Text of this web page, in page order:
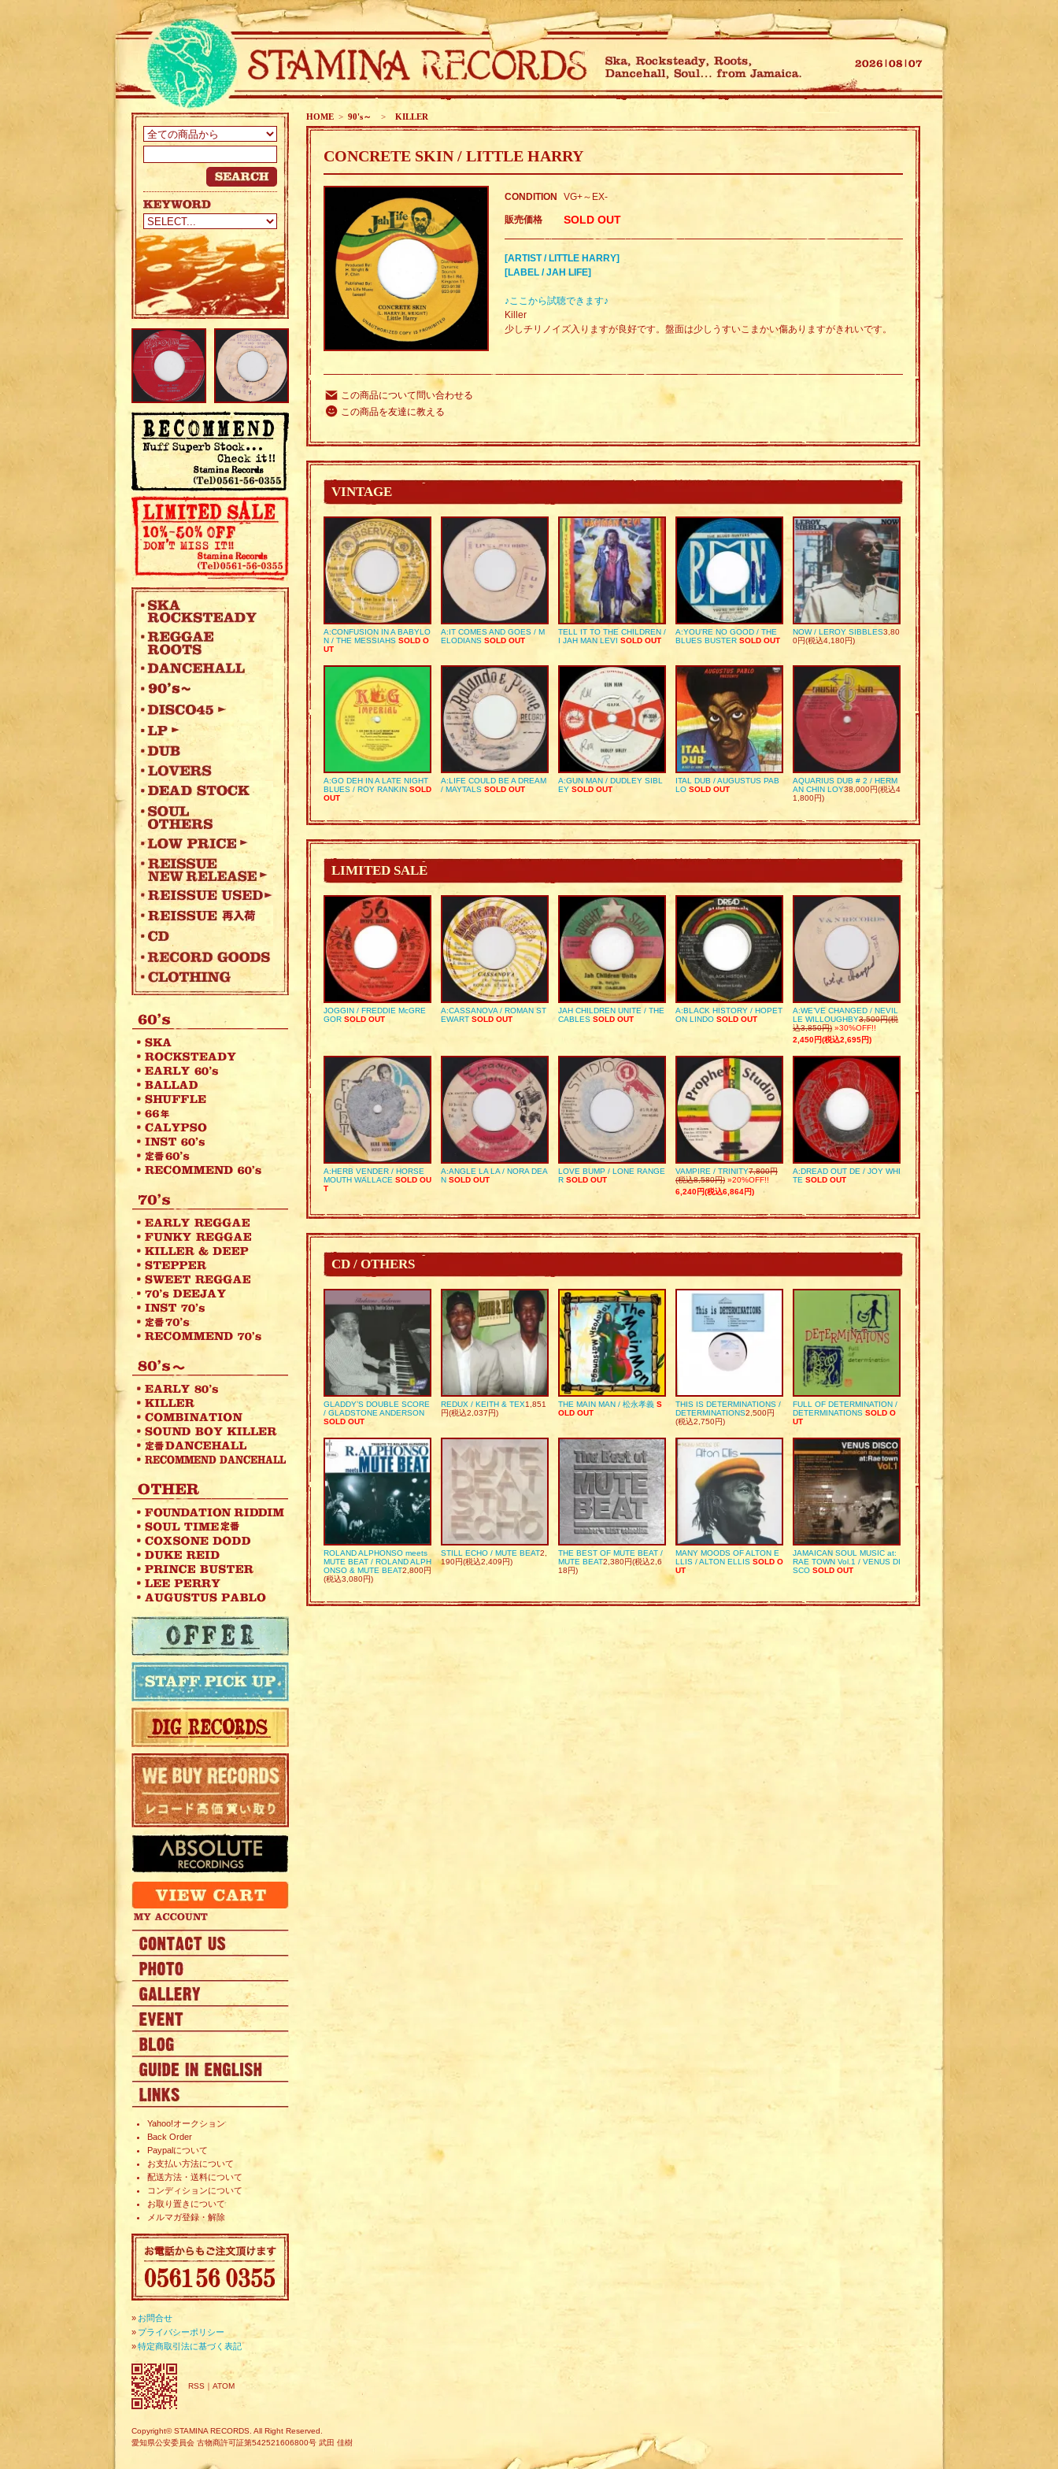
Yahoo!オークション
Back Order
Paypalについて
お支払い方法について
配送方法・送料について
コンディションについて
お取り置きについて
メルマガ登録・解除
» お問合せ
» プライバシーポリシー
»特定商取引法に基づく表記
RSS ｜ ATOM
HOME > 90's～ > KILLER
CONCRETE SKIN / LITTLE HARRY
CONDITION VG+～EX-
販売価格 SOLD OUT
[ARTIST / LITTLE HARRY]
[LABEL / JAH LIFE]
♪ここから試聴できます♪
Killer
少しチリノイズ入りますが良好です。盤面は少しうすいこまかい傷ありますがきれいです。
この商品について問い合わせる
この商品を友達に教える
VINTAGE
A:CONFUSION IN A BABYLO
N / THE MESSIAHS SOLD O
UT
A:IT COMES AND GOES / M
ELODIANS SOLD OUT
TELL IT TO THE CHILDREN /
I JAH MAN LEVI SOLD OUT
A:YOU’RE NO GOOD / THE
BLUES BUSTER SOLD OUT
NOW / LEROY SIBBLES3,80
0円(税込4,180円)
A:GO DEH IN A LATE NIGHT
BLUES / ROY RANKIN SOLD
OUT
A:LIFE COULD BE A DREAM
/ MAYTALS SOLD OUT
A:GUN MAN / DUDLEY SIBL
EY SOLD OUT
ITAL DUB / AUGUSTUS PAB
LO SOLD OUT
AQUARIUS DUB # 2 / HERM
AN CHIN LOY38,000円(税込4
1,800円)
LIMITED SALE
JOGGIN / FREDDIE McGRE
GOR SOLD OUT
A:CASSANOVA / ROMAN ST
EWART SOLD OUT
JAH CHILDREN UNITE / THE
CABLES SOLD OUT
A:BLACK HISTORY / HOPET
ON LINDO SOLD OUT
A:WE’VE CHANGED / NEVIL
LE WILLOUGHBY3,500円(税
込3,850円) »30%OFF!!
2,450円(税込2,695円)
A:HERB VENDER / HORSE
MOUTH WALLACE SOLD OU
T
A:ANGLE LA LA / NORA DEA
N SOLD OUT
LOVE BUMP / LONE RANGE
R SOLD OUT
VAMPIRE / TRINITY7,800円
(税込8,580円) »20%OFF!!
6,240円(税込6,864円)
A:DREAD OUT DE / JOY WHI
TE SOLD OUT
CD / OTHERS
GLADDY’S DOUBLE SCORE
/ GLADSTONE ANDERSON
SOLD OUT
REDUX / KEITH & TEX1,851
円(税込2,037円)
THE MAIN MAN / 松永孝義 S
OLD OUT
THIS IS DETERMINATIONS /
DETERMINATIONS2,500円
(税込2,750円)
FULL OF DETERMINATION /
DETERMINATIONS SOLD O
UT
ROLAND ALPHONSO meets
MUTE BEAT / ROLAND ALPH
ONSO & MUTE BEAT2,800円
(税込3,080円)
STILL ECHO / MUTE BEAT2,
190円(税込2,409円)
THE BEST OF MUTE BEAT /
MUTE BEAT2,380円(税込2,6
18円)
MANY MOODS OF ALTON E
LLIS / ALTON ELLIS SOLD O
UT
JAMAICAN SOUL MUSIC at:
RAE TOWN Vol.1 / VENUS DI
SCO SOLD OUT
Copyright© STAMINA RECORDS. All Right Reserved.
愛知県公安委員会 古物商許可証第542521606800号 武田 佳樹